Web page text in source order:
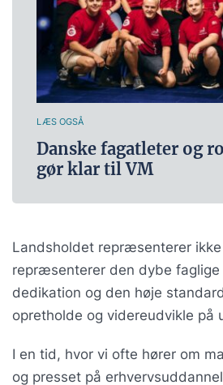
LÆS OGSÅ
Danske fagatleter og
gør klar til VM
Landsholdet repræsenterer
repræsenterer den dybe
dedikation og den høje
opretholde og videreudvikle på
I en tid, hvor vi ofte hører om
og presset på